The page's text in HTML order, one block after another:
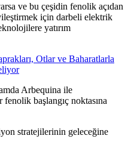
ve bu çeşidin fenolik açıdan
için darbeli elektrik
yatırım
Otlar ve Baharatlarla
Arbequina ile
fenolik başlangıç noktasına
stratejilerinin geleceğine